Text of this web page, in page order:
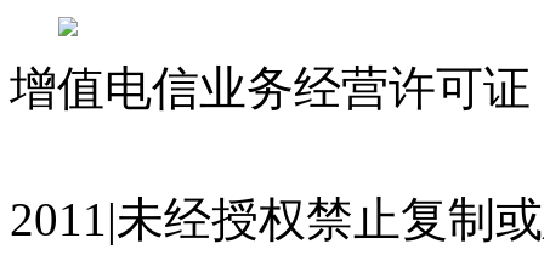
增值电信业务经营许可
2011|未经授权禁止复制